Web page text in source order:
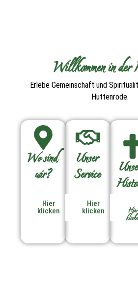
Willkommen in
Erlebe Gemeinschaft und
Hüttenrode.
Wo sind
wir?
Hier
klicken
Unser
Service
Hier
klicken
Hier